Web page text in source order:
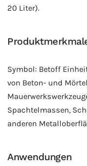
20 Liter).
Symbol: Betoff
von Beton- und
Spachtelmassen,
anderen
Anwendungen